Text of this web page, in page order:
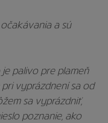
a sú
palivo pre plameň
vyprázdnení sa od
sa vyprázdniť,
poznanie, ako